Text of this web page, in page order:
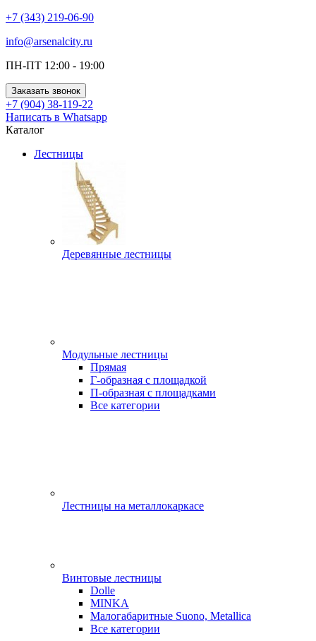
+7 (343) 219-06-90
info@arsenalcity.ru
ПН-ПТ 12:00 - 19:00
Заказать звонок
+7 (904) 38-119-22
Написать в Whatsapp
Каталог
Лестницы
Деревянные лестницы
Модульные лестницы
Прямая
Г-образная с площадкой
П-образная с площадками
Все категории
Лестницы на металлокаркасе
Винтовые лестницы
Dolle
MINKA
Малогабаритные Suono, Metallica
Все категории